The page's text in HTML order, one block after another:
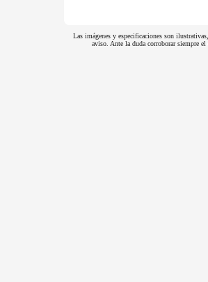
Las imágenes y especificaciones son
aviso. Ante la duda corroborar siempre